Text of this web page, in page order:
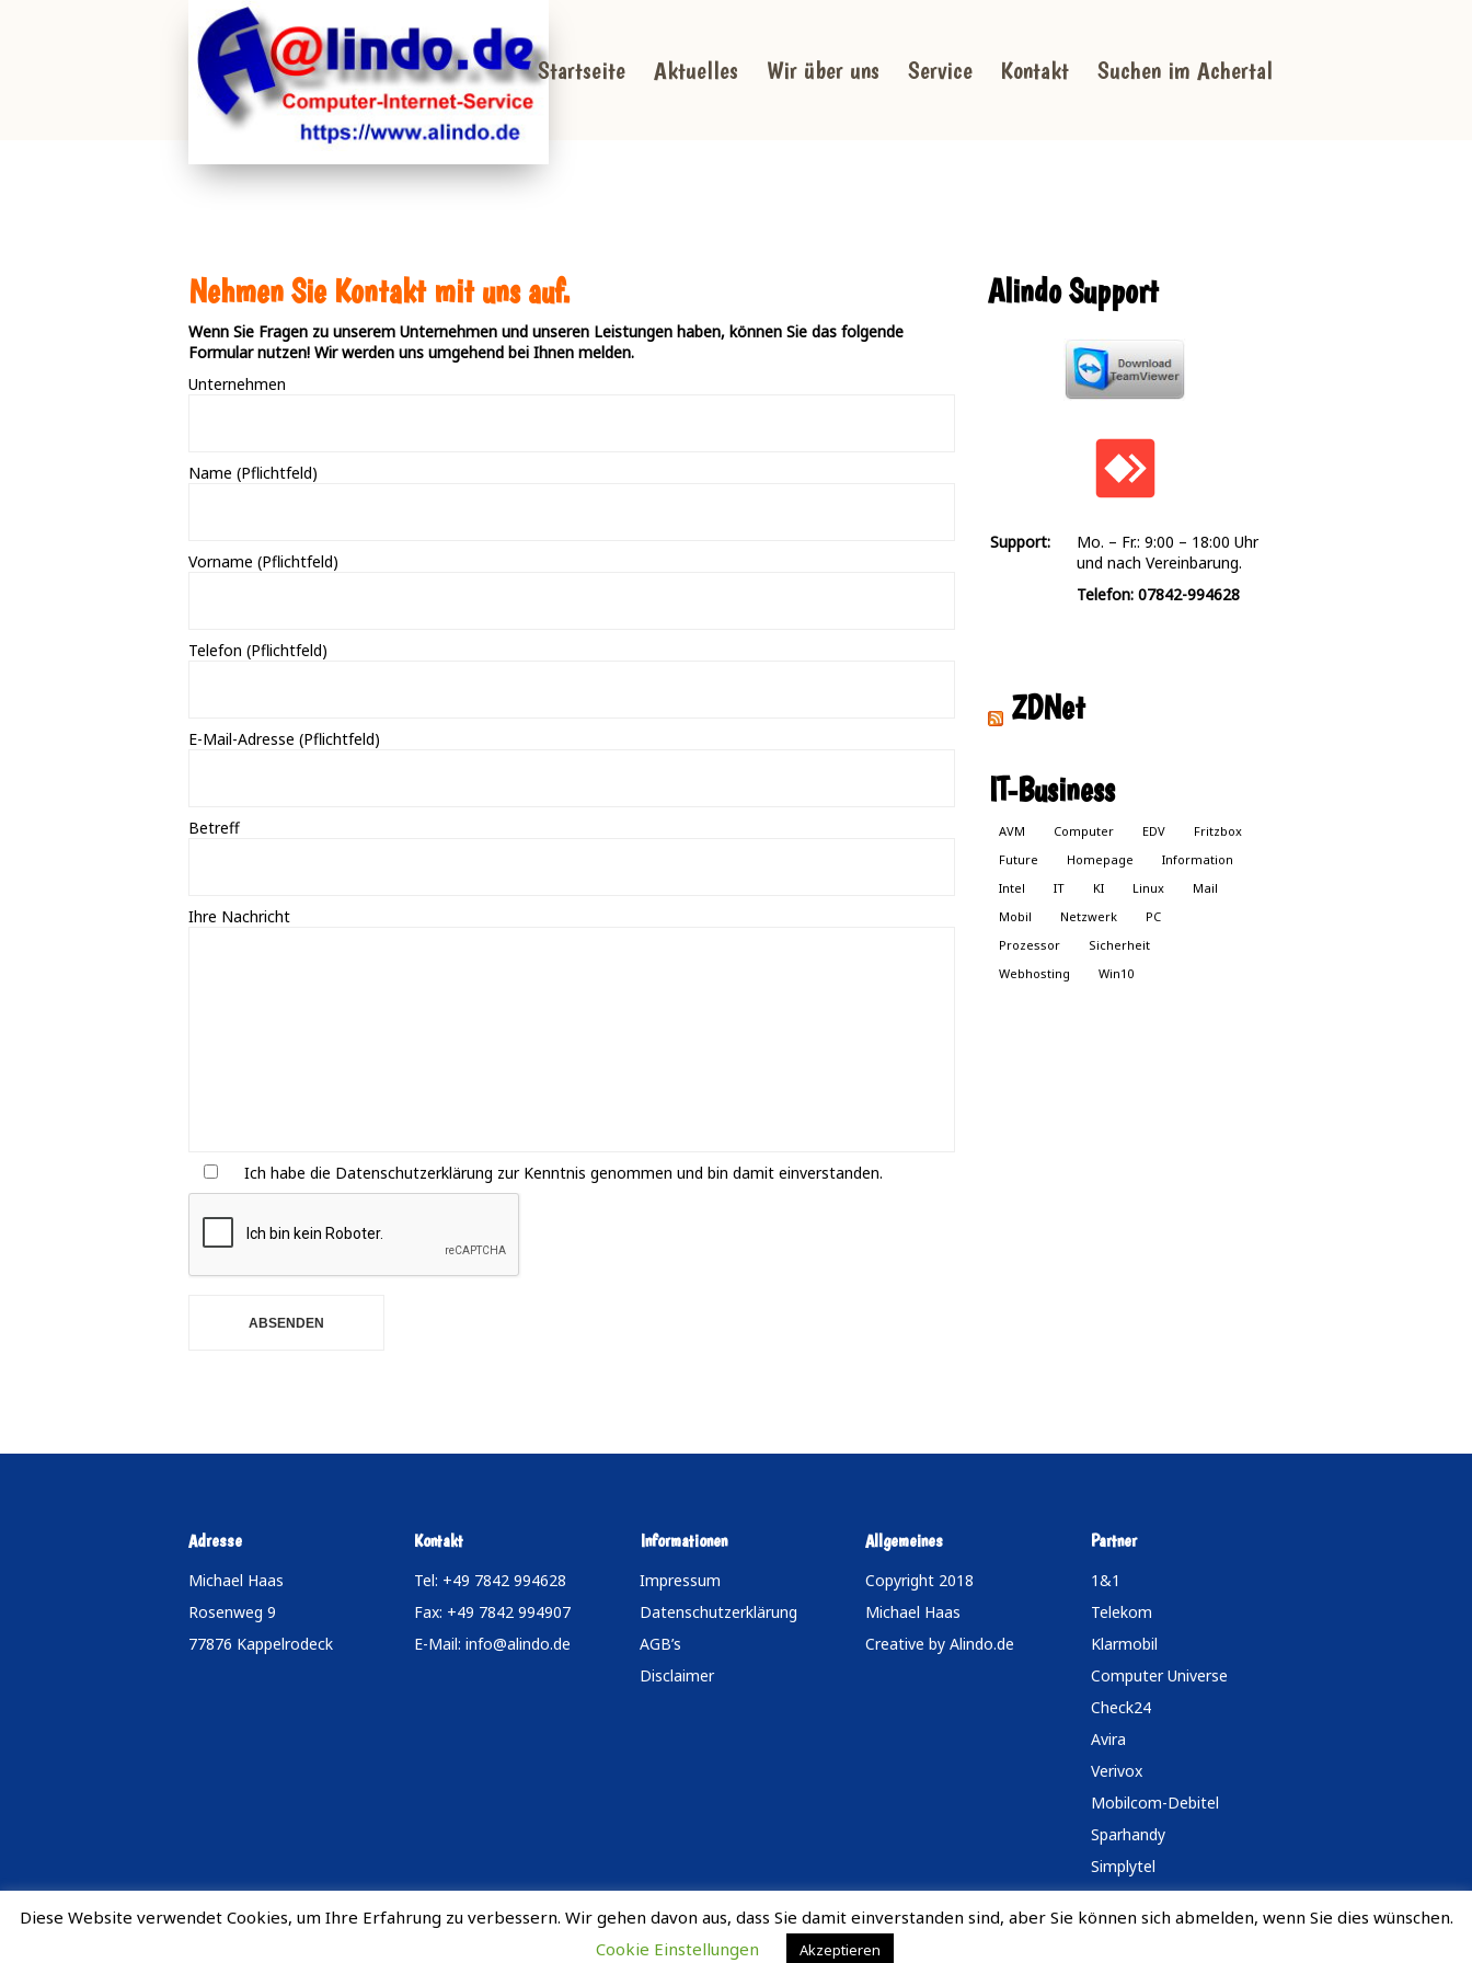
Startseite Aktuelles Wir über uns Service Kontakt Suchen im Achertal
Nehmen Sie Kontakt mit uns auf.
Wenn Sie Fragen zu unserem Unternehmen und unseren Leistungen haben, können Sie das folgende
Formular nutzen! Wir werden uns umgehend bei Ihnen melden.
Unternehmen
Name (Pflichtfeld)
Vorname (Pflichtfeld)
Telefon (Pflichtfeld)
E-Mail-Adresse (Pflichtfeld)
Betreff
Ihre Nachricht
Ich habe die Datenschutzerklärung zur Kenntnis genommen und bin damit einverstanden.
Alindo Support
Support:
Mo. – Fr.: 9:00 – 18:00 Uhr
und nach Vereinbarung.
Telefon: 07842-994628
ZDNet
IT-Business
AVM Computer EDV
Fritzbox
Future
Homepage
Information
Intel
IT KI Linux
Mail
Mobil
Netzwerk
PC
Prozessor
Sicherheit
Webhosting
Win10
Adresse
Michael Haas
Rosenweg 9
77876 Kappelrodeck
Kontakt
Tel: +49 7842 994628
Fax: +49 7842 994907
E-Mail: info@alindo.de
Informationen
Impressum
Datenschutzerklärung
AGB’s
Disclaimer
Allgemeines
Copyright 2018
Michael Haas
Creative by Alindo.de
Partner
1&1
Telekom
Klarmobil
Computer Universe
Check24
Avira
Verivox
Mobilcom-Debitel
Sparhandy
Simplytel
Diese Website verwendet Cookies, um Ihre Erfahrung zu verbessern. Wir gehen davon aus, dass Sie damit einverstanden sind, aber Sie können sich abmelden, wenn Sie dies wünschen.
Cookie Einstellungen
Akzeptieren